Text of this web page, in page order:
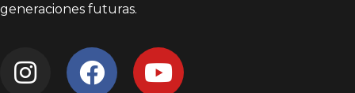
generaciones futuras.